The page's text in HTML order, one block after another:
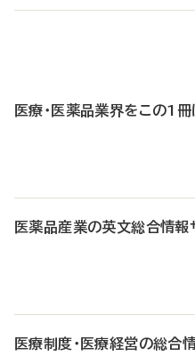
医療・医薬品業界をこの1冊
医薬品産業の英文総合情報
医療制度・医療経営の総合